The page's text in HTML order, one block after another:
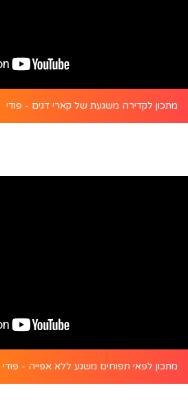
מתכון לקדירה משגעת של קארי דגים - פודי
מתכון לפאי תפוחים משגע ללא אפייה - פודי